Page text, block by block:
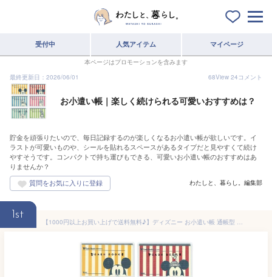
受付中 人気アイテム マイページ
本ページはプロモーションを含みます
最終更新日：2026/06/01
68View 24コメント
お小遣い帳｜楽しく続けられる可愛いおすすめは？
貯金を頑張りたいので、毎日記録するのが楽しくなるお小遣い帳が欲しいです。イ
ラストが可愛いものや、シールを貼れるスペースがあるタイプだと見やすくて続け
やすそうです。コンパクトで持ち運びもできる、可愛いお小遣い帳のおすすめはあ
りませんか？
わたしと、暮らし。編集部
1st
【1000円以上お買い上げで送料無料♪】ディズニー お小遣い帳 通帳型 キャッシュブック 子供 シンプル おこづかい ノート - メール便発送